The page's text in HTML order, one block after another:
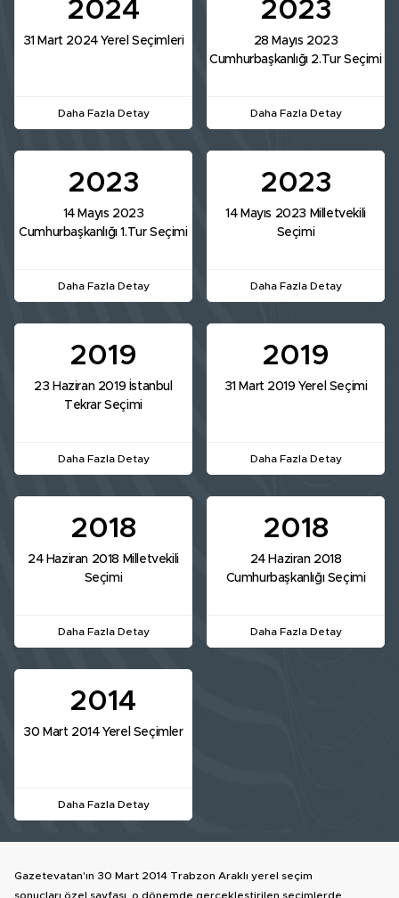
2024
31 Mart 2024 Yerel Seçimleri
Daha Fazla Detay
2023
28 Mayıs 2023
Cumhurbaşkanlığı 2.Tur Seçimi
Daha Fazla Detay
2023
14 Mayıs 2023
Cumhurbaşkanlığı 1.Tur Seçimi
Daha Fazla Detay
2023
14 Mayıs 2023 Milletvekili
Seçimi
Daha Fazla Detay
2019
23 Haziran 2019 İstanbul
Tekrar Seçimi
Daha Fazla Detay
2019
31 Mart 2019 Yerel Seçimi
Daha Fazla Detay
2018
24 Haziran 2018 Milletvekili
Seçimi
Daha Fazla Detay
2018
24 Haziran 2018
Cumhurbaşkanlığı Seçimi
Daha Fazla Detay
2014
30 Mart 2014 Yerel Seçimler
Daha Fazla Detay
Gazetevatan'ın 30 Mart 2014 Trabzon Araklı yerel seçim
sonuçları özel sayfası, o dönemde gerçekleştirilen seçimlerde